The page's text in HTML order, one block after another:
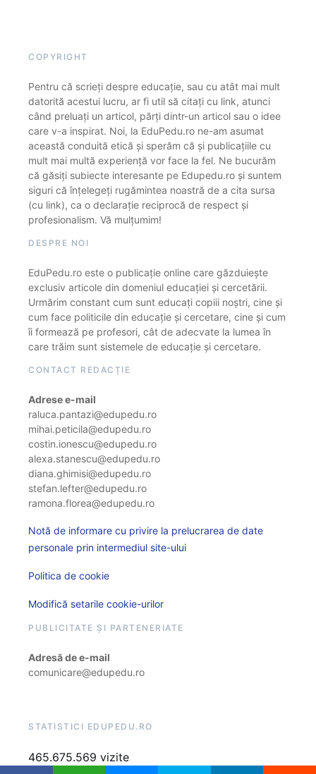
COPYRIGHT
Pentru că scrieți despre educație, sau cu atât mai mult
datorită acestui lucru, ar fi util să citați cu link, atunci
când preluați un articol, părți dintr-un articol sau o idee
care v-a inspirat. Noi, la EduPedu.ro ne-am asumat
această conduită etică și sperăm că și publicațiile cu
mult mai multă experiență vor face la fel. Ne bucurăm
că găsiți subiecte interesante pe Edupedu.ro și suntem
siguri că înțelegeți rugămintea noastră de a cita sursa
(cu link), ca o declarație reciprocă de respect și
profesionalism. Vă mulțumim!
DESPRE NOI
EduPedu.ro este o publicație online care găzduiește
exclusiv articole din domeniul educației și cercetării.
Urmărim constant cum sunt educați copiii noștri, cine și
cum face politicile din educație și cercetare, cine și cum
îi formează pe profesori, cât de adecvate la lumea în
care trăim sunt sistemele de educație și cercetare.
CONTACT REDACȚIE
Adrese e-mail
raluca.pantazi@edupedu.ro
mihai.peticila@edupedu.ro
costin.ionescu@edupedu.ro
alexa.stanescu@edupedu.ro
diana.ghimisi@edupedu.ro
stefan.lefter@edupedu.ro
ramona.florea@edupedu.ro
Notă de informare cu privire la prelucrarea de date
personale prin intermediul site-ului
Politica de cookie
Modifică setarile cookie-urilor
PUBLICITATE ȘI PARTENERIATE
Adresă de e-mail
comunicare@edupedu.ro
STATISTICI EDUPEDU.RO
465.675.569 vizite